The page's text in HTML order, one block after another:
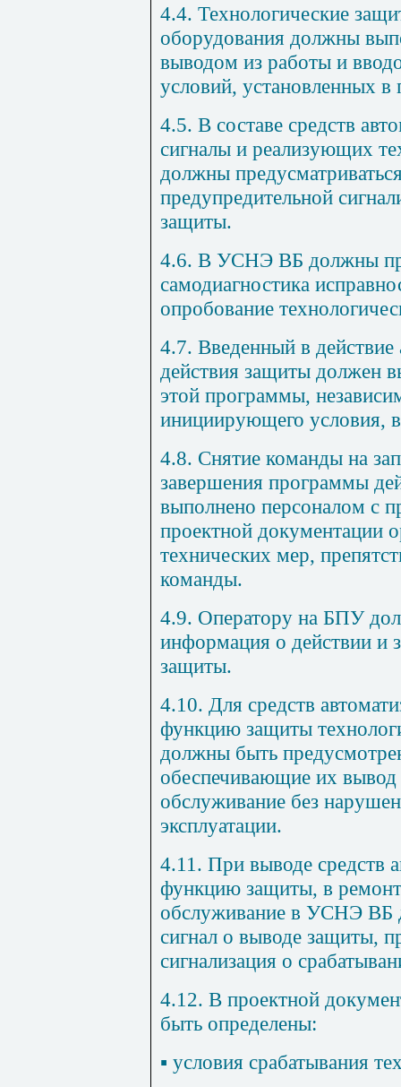
4.4. Технологические
оборудования должны
выводом из работы и
условий, установленных
4.5. В составе средств
сигналы и реализующих
должны
предупредительной
защиты.
4.6. В УСНЭ ВБ должны
самодиагностика
опробование
4.7. Введенный в
действия защиты должен
этой программы,
инициирующего условия,
4.8. Снятие команды на
завершения программы
выполнено персоналом с
проектной документации
технических мер,
команды.
4.9. Оператору на БПУ
информация о действии и
защиты.
4.10. Для средств
функцию защиты
должны быть
обеспечивающие их вывод
обслуживание без
эксплуатации.
4.11. При выводе средств
функцию защиты, в
обслуживание в УСНЭ ВБ
сигнал о выводе защиты,
сигнализация о
4.12. В проектной
быть определены:
▪ условия срабатывания